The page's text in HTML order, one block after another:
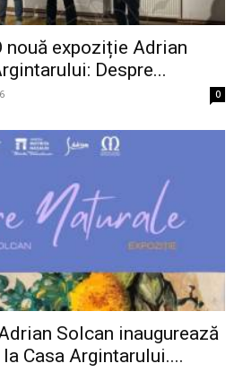
nouă expoziție Adrian
Despre...
0
Solcan inaugurează
Casa Argintarului....